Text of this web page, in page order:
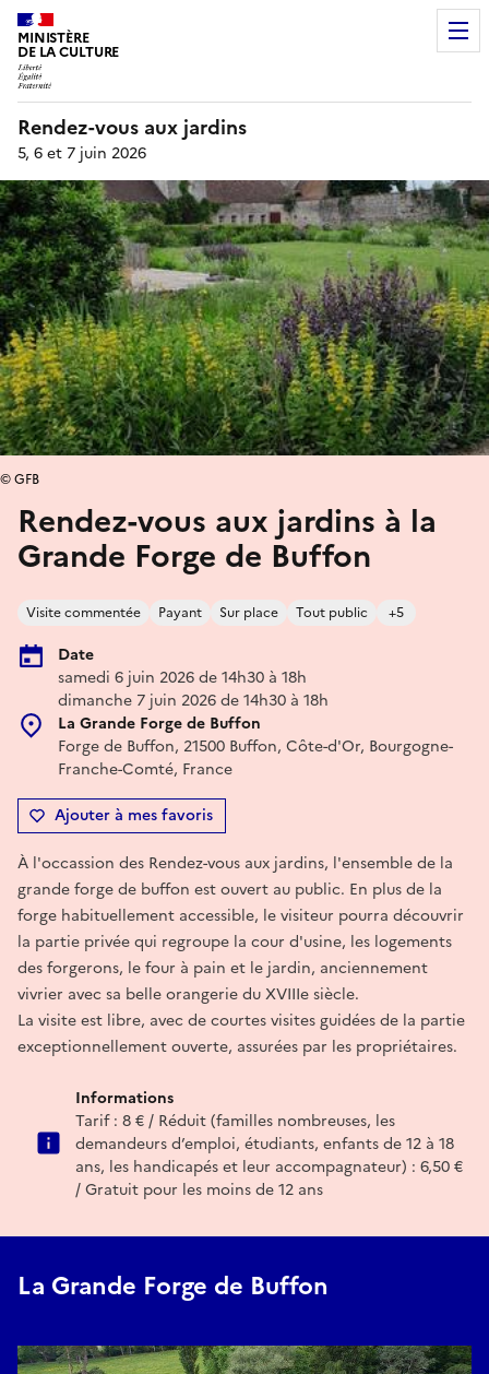
MINISTÈRE
DE LA CULTURE
Rendez-vous aux jardins
5, 6 et 7 juin 2026
Rendez-vous aux jardins à la
Grande Forge de Buffon
Visite commentée Payant Sur place Tout public +5
Date
samedi 6 juin 2026 de 14h30 à 18h
dimanche 7 juin 2026 de 14h30 à 18h
La Grande Forge de Buffon
Forge de Buffon, 21500 Buffon, Côte-d'Or, Bourgogne-
Franche-Comté, France
Ajouter à mes favoris
© GFB
À l'occassion des Rendez-vous aux jardins, l'ensemble de la
grande forge de buffon est ouvert au public. En plus de la
forge habituellement accessible, le visiteur pourra découvrir
la partie privée qui regroupe la cour d'usine, les logements
des forgerons, le four à pain et le jardin, anciennement
vivrier avec sa belle orangerie du XVIIIe siècle.
La visite est libre, avec de courtes visites guidées de la partie
exceptionnellement ouverte, assurées par les propriétaires.
Informations
Tarif : 8 € / Réduit (familles nombreuses, les
demandeurs d’emploi, étudiants, enfants de 12 à 18
ans, les handicapés et leur accompagnateur) : 6,50 €
/ Gratuit pour les moins de 12 ans
La Grande Forge de Buffon